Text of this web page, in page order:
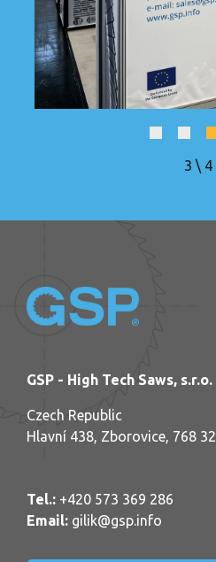
3 \ 4
GSP - High Tech Saws, s.r.o.
Czech Republic
Hlavní 438, Zborovice, 768 32
Tel.: +420 573 369 286
Email: gilik@gsp.info